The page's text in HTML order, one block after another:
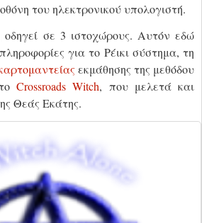
του ηλεκτρονικού υπολογιστή.
σε 3 ιστοχώρους. Αυτόν εδώ
για το Ρέικι σύστημα, τη
εκμάθησης της μεθόδου
Crossroads Witch, που μελετά και
Θεάς Εκάτης.